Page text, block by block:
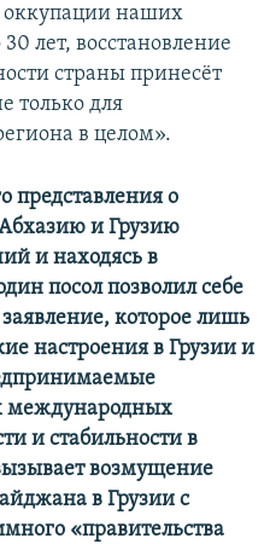
оккупации наших
лет, восстановление
страны принесёт
только для
в целом».
представления о
и Грузию
и находясь в
посол позволил себе
которое лишь
настроения в Грузии и
международных
и стабильности в
возмущение
в Грузии с
«правительства